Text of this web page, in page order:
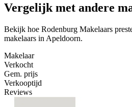
Vergelijk met andere
Bekijk hoe Rodenburg Makelaars
makelaars in Apeldoorn.
Makelaar
Verkocht
Gem. prijs
Verkooptijd
Reviews